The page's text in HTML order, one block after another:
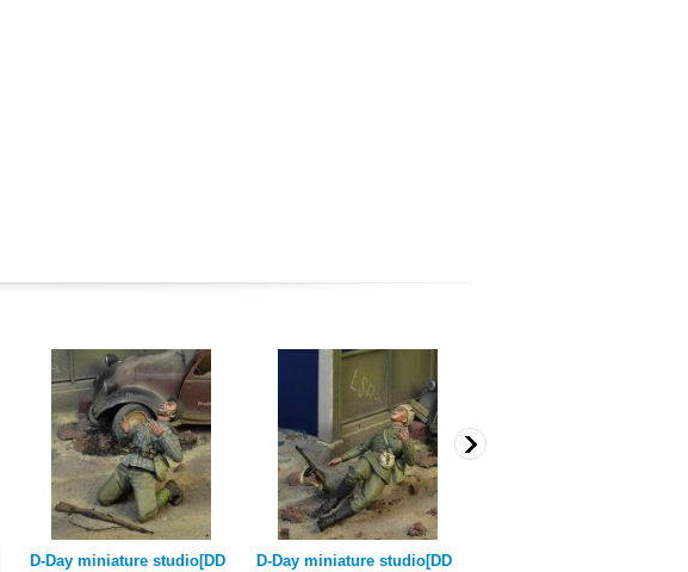
D-Day miniature studio[DD
D-Day miniature studio[DD